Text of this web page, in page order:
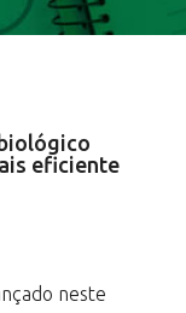
eficiente
neste